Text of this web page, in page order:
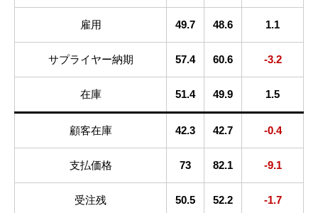
雇用 49.7 48.6 1.1
サプライヤー納期 57.4 60.6 -3.2
在庫 51.4 49.9 1.5
顧客在庫 42.3 42.7 -0.4
支払価格 73 82.1 -9.1
受注残 50.5 52.2 -1.7